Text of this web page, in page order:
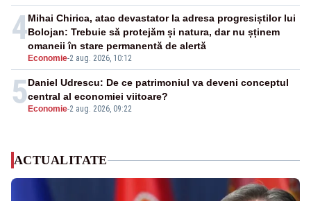
4
Economie-2 aug. 2026, 10:12
Mihai Chirica, atac devastator la adresa progresiștilor lui
Bolojan: Trebuie să protejăm și natura, dar nu șținem
omaneii în stare permanentă de alertă
5 Economie-2 aug. 2026, 09:22
Daniel Udrescu: De ce patrimoniul va deveni conceptul
central al economiei viitoare?
ACTUALITATE